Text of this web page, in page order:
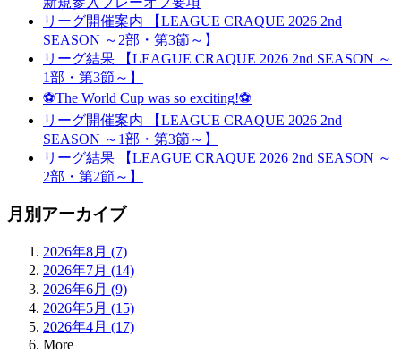
リーグ開催案内 【LEAGUE CRAQUE 2026 2nd
SEASON ～2部・第3節～】
リーグ結果 【LEAGUE CRAQUE 2026 2nd SEASON ～
1部・第3節～】
⚽The World Cup was so exciting!⚽
リーグ開催案内 【LEAGUE CRAQUE 2026 2nd
SEASON ～1部・第3節～】
リーグ結果 【LEAGUE CRAQUE 2026 2nd SEASON ～
2部・第2節～】
月別アーカイブ
2026年8月 (7)
2026年7月 (14)
2026年6月 (9)
2026年5月 (15)
2026年4月 (17)
More